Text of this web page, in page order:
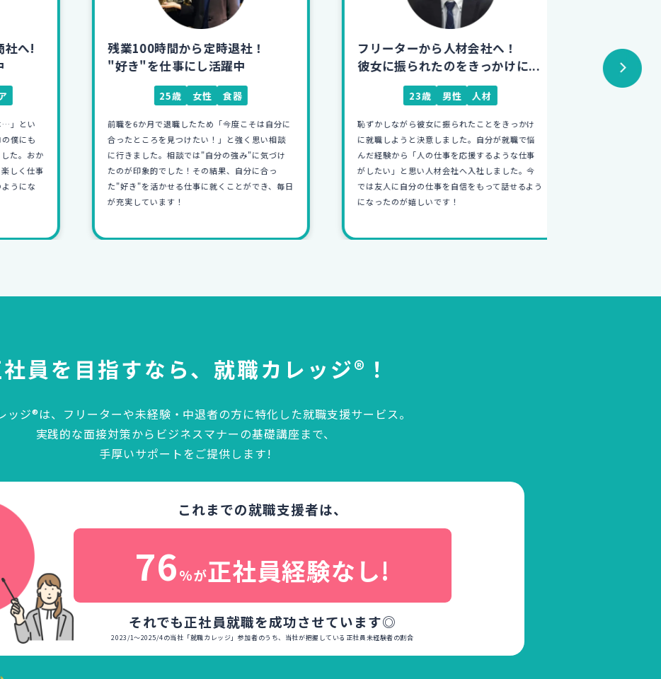
へ!
とい
にも
。おか
く仕事
にな
残業100時間から定時退社！
"好き"を仕事にし活躍中
25歳 女性 食器
前職を6か月で退職したため「今度こそは自分に
合ったところを見つけたい！」と強く思い相談
に行きました。相談では"自分の強み"に気づけ
たのが印象的でした！その結果、自分に合っ
た"好き"を活かせる仕事に就くことができ、毎日
が充実しています！
フリーターから人材会社へ！
彼女に振られたのをきっかけに...
23歳 男性 人材
恥ずかしながら彼女に振られたことをきっかけ
に就職しようと決意しました。自分が就職で悩
んだ経験から「人の仕事を応援するような仕事
がしたい」と思い人材会社へ入社しました。今
では友人に自分の仕事を自信をもって話せるよう
になったのが嬉しいです！
フリータ
初めての
員を目指すなら、就職カレッジ®！
ッジ®は、フリーターや未経験・中退者の方に特化した就職支援サービス。
実践的な面接対策からビジネスマナーの基礎講座まで、
手厚いサポートをご提供します!
これまでの就職支援者は、
76%が正社員経験なし!
それでも正社員就職を成功させています◎
2023/1～2025/4の当社「就職カレッジ」参加者のうち、当社が把握している正社員未経験者の割合